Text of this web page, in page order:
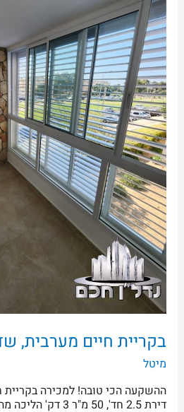
בקריית חיים מערבית,
מיטל
ההשקעה הכי טובה! למכירה בקריית
דירת 2.5 חד', 50 מ"ר